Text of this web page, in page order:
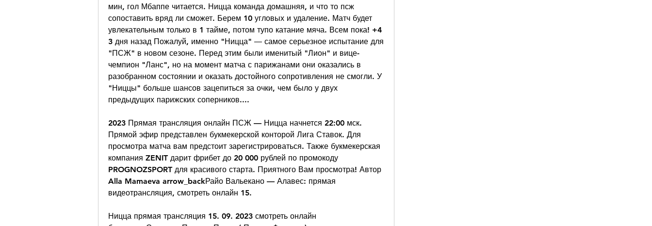
мин, гол Мбаппе читается. Ницца команда домашняя, и что то псж
сопоставить вряд ли сможет. Берем 10 угловых и удаление. Матч будет
увлекательным только в 1 тайме, потом тупо катание мяча. Всем пока! +4
3 дня назад Пожалуй, именно "Ницца" ― самое серьезное испытание для
"ПСЖ" в новом сезоне. Перед этим были именитый "Лион" и вице-
чемпион "Ланс", но на момент матча с парижанами они оказались в
разобранном состоянии и оказать достойного сопротивления не смогли. У
"Ниццы" больше шансов зацепиться за очки, чем было у двух
предыдущих парижских соперников....
2023 Прямая трансляция онлайн ПСЖ — Ницца начнется 22:00 мск.
Прямой эфир представлен букмекерской конторой Лига Ставок. Для
просмотра матча вам предстоит зарегистрироваться. Также букмекерская
компания ZENIT дарит фрибет до 20 000 рублей по промокоду
PROGNOZSPORT для красивого старта. Приятного Вам просмотра! Автор
Alla Mamaeva arrow_backРайо Вальекано — Алавес: прямая
видеотрансляция, смотреть онлайн 15.
Ницца прямая трансляция 15. 09. 2023 смотреть онлайн